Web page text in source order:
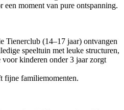
een moment van pure ontspanning.
Tienerclub (14–17 jaar) ontvangen
speeltuin met leuke structuren,
voor kinderen onder 3 jaar zorgt
fijne familiemomenten.